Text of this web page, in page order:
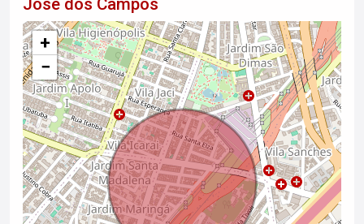
José dos Campos
+
−